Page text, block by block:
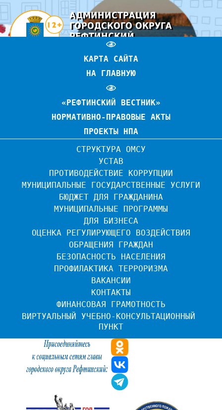
АДМИНИСТРАЦИЯ
ГОРОДСКОГО ОКРУГА
РЕФТИНСКИЙ
ОФИЦИАЛЬНЫЙ САЙТ
КАРТА САЙТА
НА ГЛАВНУЮ
«РЕФТИНСКИЙ ВЕСТНИК»
НОРМАТИВНО-ПРАВОВЫЕ АКТЫ
ПРОЕКТЫ НПА
СТРУКТУРА ОМСУ
УСТАВ
ПРОТИВОДЕЙСТВИЕ КОРРУПЦИИ
МУНИЦИПАЛЬНЫЕ ГОСУДАРСТВЕННЫЕ УСЛУГИ
БЮДЖЕТ ДЛЯ ГРАЖДАНИНА
МУНИЦИПАЛЬНЫЕ ПРОГРАММЫ
ДЛЯ БИЗНЕСА
ОЦЕНКА РЕГУЛИРУЮЩЕГО ВОЗДЕЙСТВИЯ
ОБРАЩЕНИЯ ГРАЖДАН
БЕЗОПАСНОСТЬ НАСЕЛЕНИЯ
ПРОФИЛАКТИКА ТЕРРОРИЗМА
ВАКАНСИИ
КОНТАКТЫ
ФИНАНСОВАЯ ГРАМОТНОСТЬ
ВИРТУАЛЬНЫЙ УЧЕБНО-КОНСУЛЬТАЦИОННЫЙ
ПУНКТ